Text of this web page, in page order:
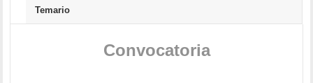
Temario
Convocatoria